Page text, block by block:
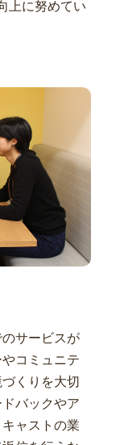
上に努めてい
サービスが
コミュニテ
くりを大切
バックやア
ャストの業